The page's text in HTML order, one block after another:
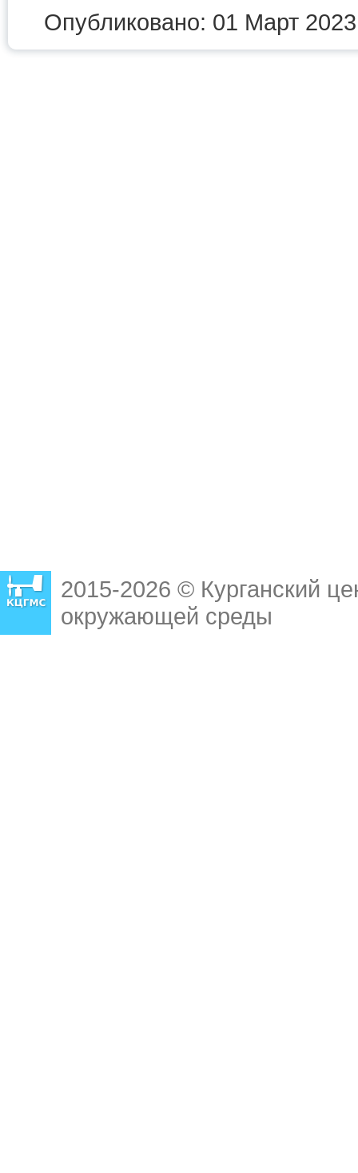
Опубликовано: 01 Март 2023
2015-2026 © Курганский
окружающей среды